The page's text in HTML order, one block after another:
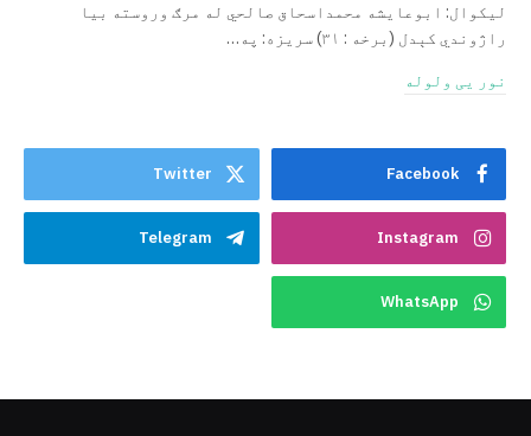
لیکوال: ابوعایشه محمداسحاق صالحي له مرګ وروسته بیا
راژوندي کېدل (برخه : ۳۱) سریزه: په…
نور یی ولوله
Facebook
Twitter
Instagram
Telegram
WhatsApp